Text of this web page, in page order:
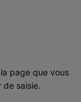
page que vous
de saisie.